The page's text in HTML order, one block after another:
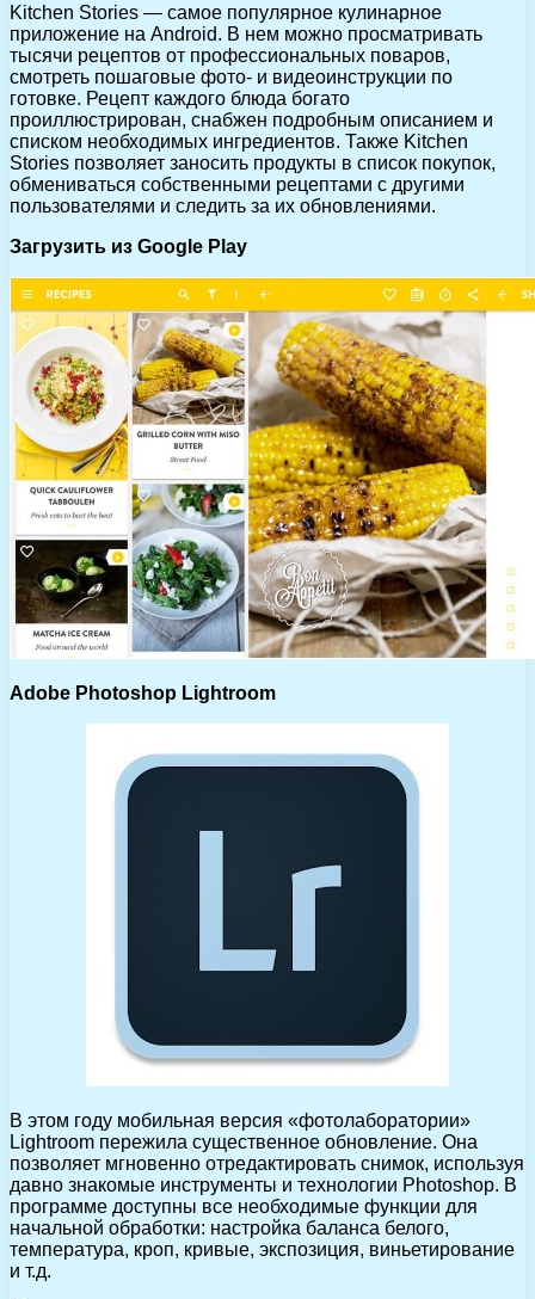
Kitchen Stories — самое популярное кулинарное
приложение на Android. В нем можно просматривать
тысячи рецептов от профессиональных поваров,
смотреть пошаговые фото- и видеоинструкции по
готовке. Рецепт каждого блюда богато
проиллюстрирован, снабжен подробным описанием и
списком необходимых ингредиентов. Также Kitchen
Stories позволяет заносить продукты в список покупок,
обмениваться собственными рецептами с другими
пользователями и следить за их обновлениями.
Загрузить из Google Play
Adobe Photoshop Lightroom
В этом году мобильная версия «фотолаборатории»
Lightroom пережила существенное обновление. Она
позволяет мгновенно отредактировать снимок, используя
давно знакомые инструменты и технологии Photoshop. В
программе доступны все необходимые функции для
начальной обработки: настройка баланса белого,
температура, кроп, кривые, экспозиция, виньетирование
и т.д.